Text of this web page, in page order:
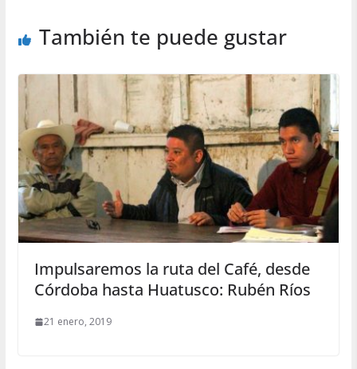
También te puede gustar
Impulsaremos la ruta del Café, desde
Córdoba hasta Huatusco: Rubén Ríos
21 enero, 2019